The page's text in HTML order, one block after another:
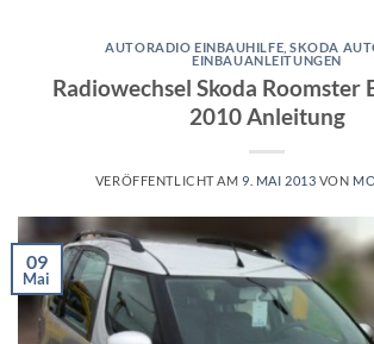
AUTORADIO EINBAUHILFE ,SKODA
EINBAUANLEITUNGEN
Radiowechsel Skoda Roomster
2010 Anleitung
VERÖFFENTLICHT AM9. MAI 2013 VON
09
Mai